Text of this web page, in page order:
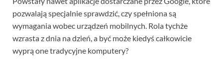
pozwalają specjalnie sprawdzić, czy spełniona są
wymagania wobec urządzeń mobilnych. Rola tychże
wzrasta z dnia na dzień, a być może kiedyś całkowicie
wyprą one tradycyjne komputery?